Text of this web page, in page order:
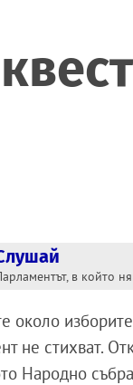
около
не стихват.
Народно